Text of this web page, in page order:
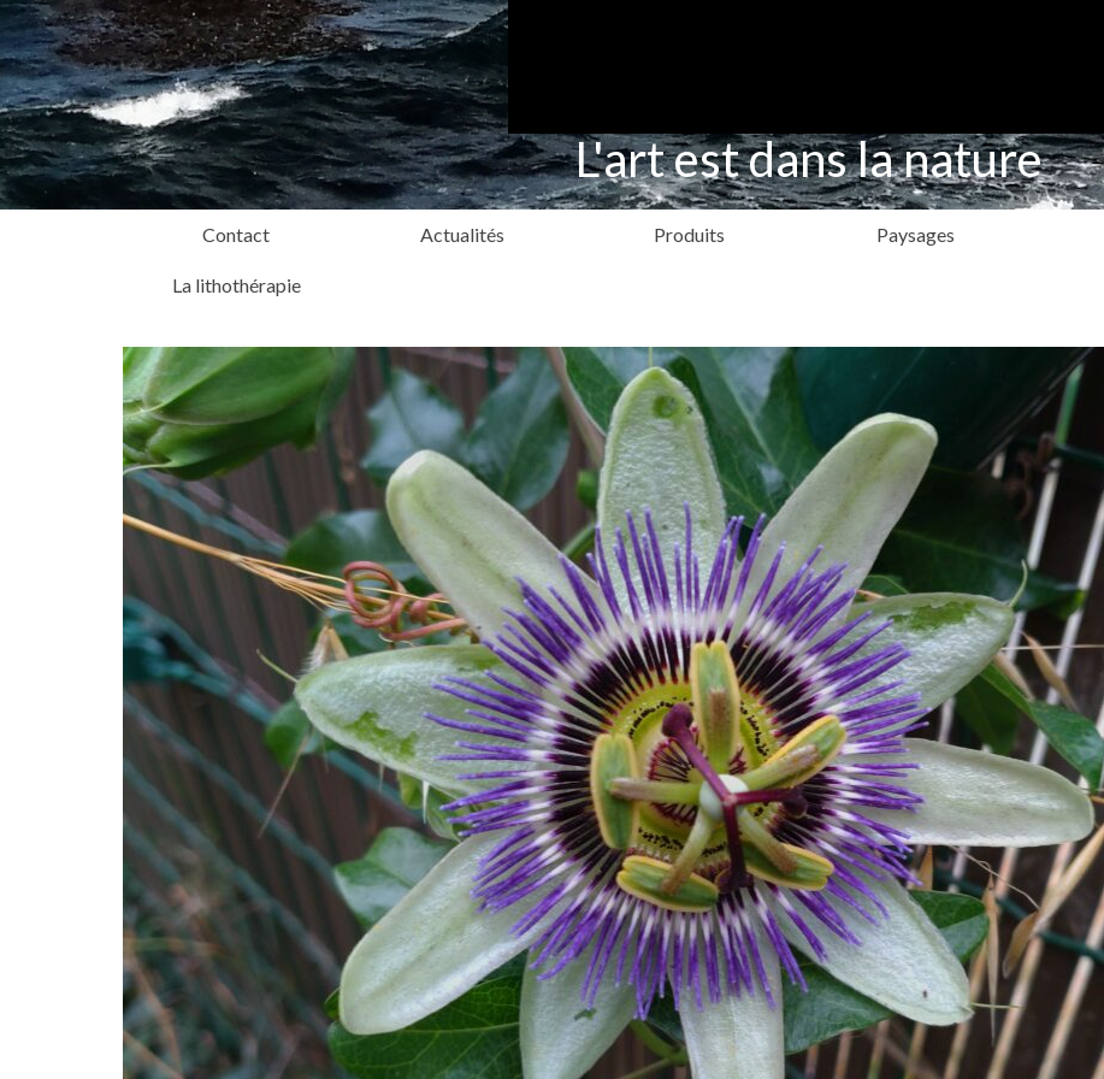
L'art est dans la nature
Contact Actualités Produits Paysages
La lithothérapie